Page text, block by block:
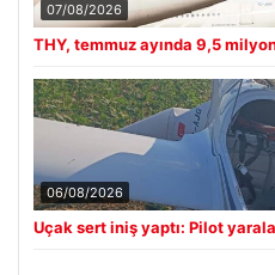
07/08/2026
THY, temmuz ayında 9,5
06/08/2026
Uçak sert iniş yaptı: Pilot